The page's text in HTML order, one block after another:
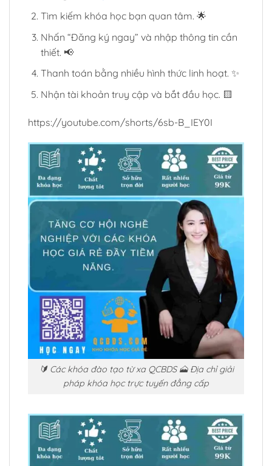
Tìm kiếm khóa học bạn quan tâm. 🌟
Nhấn “Đăng ký ngay” và nhập thông tin cần
thiết. 📢
Thanh toán bằng nhiều hình thức linh hoạt. ✨
Nhận tài khoản truy cập và bắt đầu học. 🟨
https://youtube.com/shorts/6sb-B_IEY0I
🔰 Các khóa đào tạo từ xa QCBDS 🗻 Địa chỉ giải
pháp khóa học trực tuyến đẳng cấp